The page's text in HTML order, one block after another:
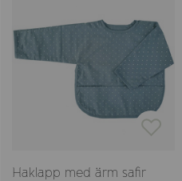
Haklapp med ärm safir